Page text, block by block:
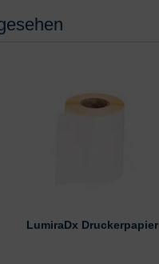
LumiraDx Druckerpapier